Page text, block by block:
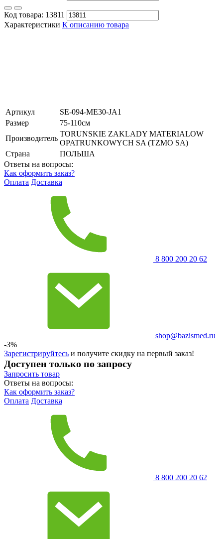
Код товара: 13811
Характеристики К описанию товара
Артикул
SE-094-ME30-JA1
Размер
75-110см
Производитель
TORUNSKIE ZAKLADY MATERIALOW
OPATRUNKOWYCH SA (TZMO SA)
Страна
ПОЛЬША
Ответы на вопросы:
Как оформить заказ?
Оплата Доставка
8 800 200 20 62
shop@bazismed.ru
-3%
Зарегистрируйтесь и получите скидку на первый заказ!
Доступен только по запросу
Запросить товар
Ответы на вопросы:
Как оформить заказ?
Оплата Доставка
8 800 200 20 62